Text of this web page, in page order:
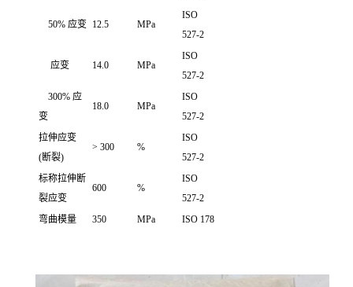
50% 应变 12.5 MPa
ISO
527-2
应变 14.0 MPa
ISO
527-2
300% 应
变
18.0 MPa
ISO
527-2
拉伸应变
(断裂)
> 300 %
ISO
527-2
标称拉伸断
裂应变
600 %
ISO
527-2
弯曲模量
350 MPa ISO 178